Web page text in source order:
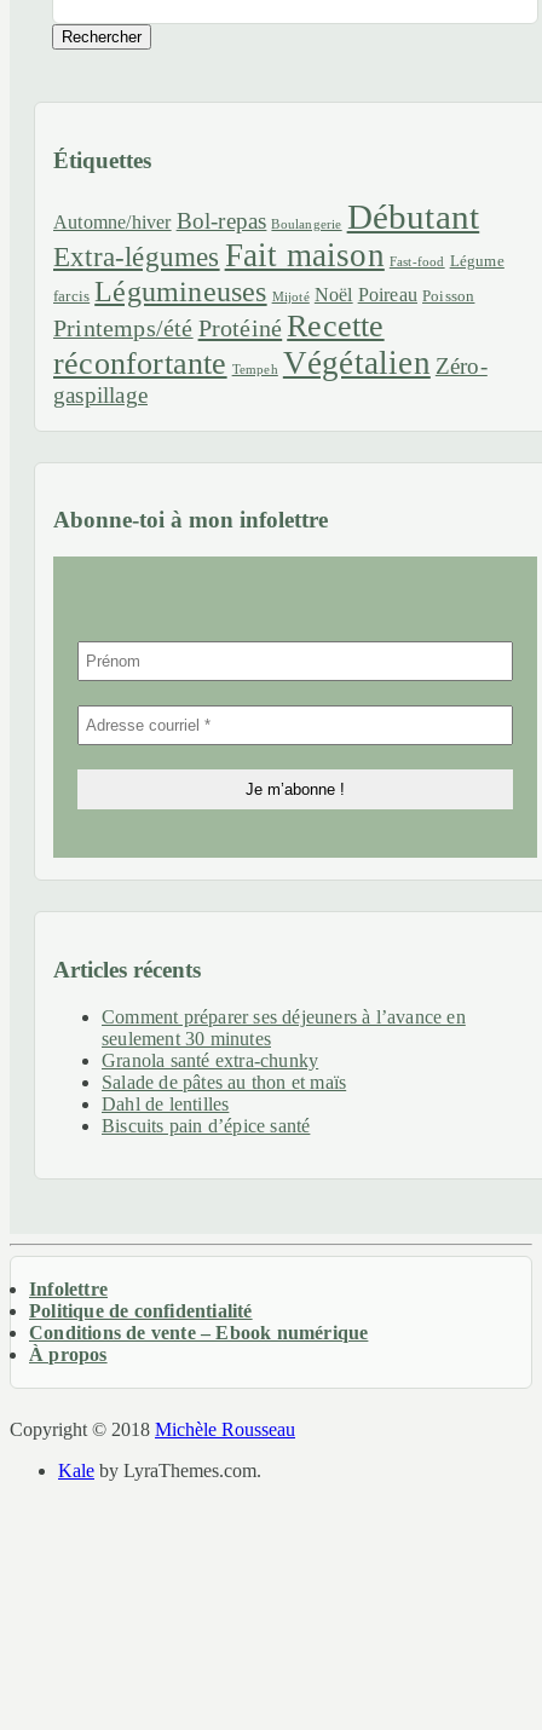
Rechercher
Étiquettes
Automne/hiver Bol-repas Boulangerie Débutant
Extra-légumes Fait maison Fast-food Légume
farcis Légumineuses Mijoté Noël Poireau Poisson
Printemps/été ProtéinéRecette
réconfortante Tempeh Végétalien Zéro-
gaspillage
Abonne-toi à mon infolettre
Articles récents
Comment préparer ses déjeuners à l’avance en
seulement 30 minutes
Granola santé extra-chunky
Salade de pâtes au thon et maïs
Dahl de lentilles
Biscuits pain d’épice santé
Infolettre
Politique de confidentialité
Conditions de vente – Ebook numérique
À propos
Copyright © 2018 Michèle Rousseau
Kale by LyraThemes.com.